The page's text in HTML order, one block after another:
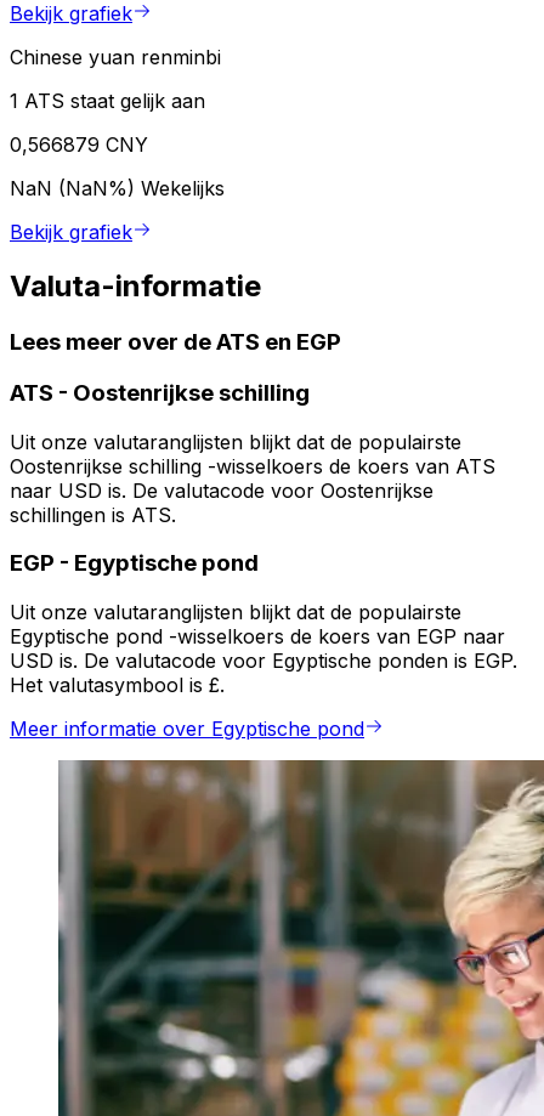
Bekijk grafiek
Chinese yuan renminbi
1 ATS staat gelijk aan
0,566879 CNY
NaN (NaN%) Wekelijks
Bekijk grafiek
Valuta-informatie
Lees meer over de ATS en EGP
ATS - Oostenrijkse schilling
Uit onze valutaranglijsten blijkt dat de populairste
Oostenrijkse schilling -wisselkoers de koers van ATS
naar USD is. De valutacode voor Oostenrijkse
schillingen is ATS.
EGP - Egyptische pond
Uit onze valutaranglijsten blijkt dat de populairste
Egyptische pond -wisselkoers de koers van EGP naar
USD is. De valutacode voor Egyptische ponden is EGP.
Het valutasymbool is £.
Meer informatie over Egyptische pond